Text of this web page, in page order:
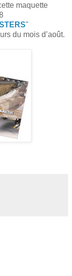
maquette
"
du mois d’août.